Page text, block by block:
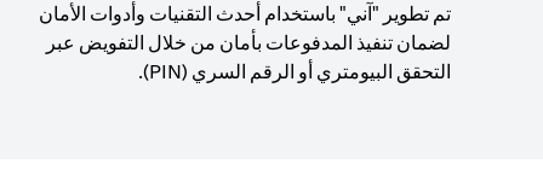
تم تطوير "آني" باستخدام أحدث التقنيات وأدوات الأمان
لضمان تنفيذ المدفوعات بأمان من خلال التفويض عبر
التحقق البيومتري أو الرقم السري (PIN).